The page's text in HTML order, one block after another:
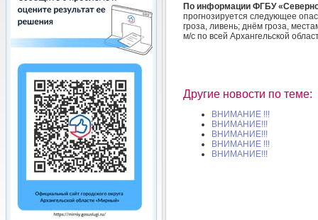
По информации ФГБУ
прогнозируется следующее
гроза, ливень; днём гроза,
м/с по всей Архангельской
Другие новости по теме:
ВНИМАНИЕ !!!
ВНИМАНИЕ!!!
ВНИМАНИЕ!!!
ВНИМАНИЕ !!!
ВНИМАНИЕ!!!